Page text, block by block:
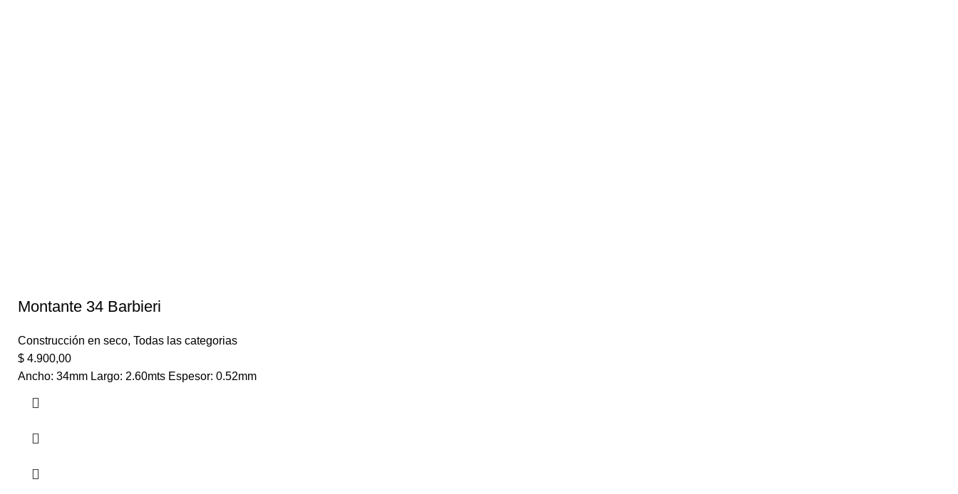
Montante 34 Barbieri
Construcción en seco, Todas las categorias
$ 4.900,00
Ancho: 34mm Largo: 2.60mts Espesor: 0.52mm